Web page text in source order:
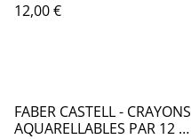
12,00 €
%
FABER CASTELL - CRAYONS
AQUARELLABLES PAR 12 -